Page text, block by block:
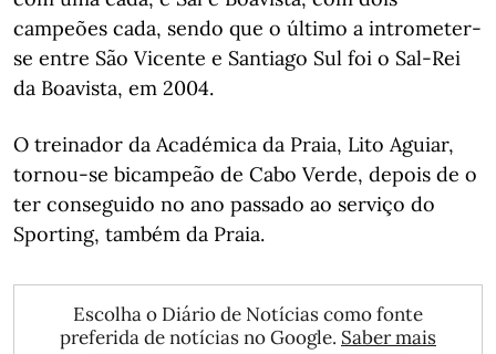
campeões cada, sendo que o último a intrometer-
se entre São Vicente e Santiago Sul foi o Sal-Rei
da Boavista, em 2004.
O treinador da Académica da Praia, Lito Aguiar,
tornou-se bicampeão de Cabo Verde, depois de o
ter conseguido no ano passado ao serviço do
Sporting, também da Praia.
Escolha o Diário de Notícias como fonte
preferida de notícias no Google. Saber mais